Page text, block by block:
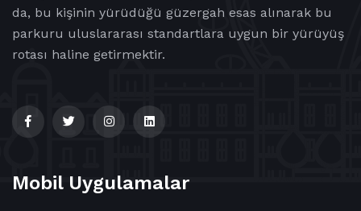
da, bu kişinin yürüdüğü güzergah esas alınarak bu
parkuru uluslararası standartlara uygun bir yürüyüş
rotası haline getirmektir.
Mobil Uygulamalar